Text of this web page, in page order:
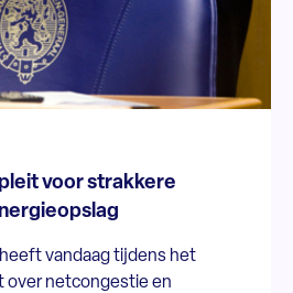
voor strakkere
vandaag tijdens het
netcongestie en